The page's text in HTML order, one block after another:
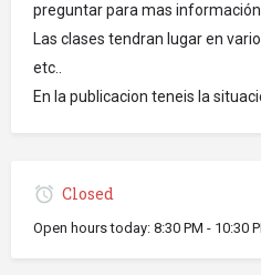
preguntar para mas información
Las clases tendran lugar en
etc..
En la publicacion teneis la
Closed
Open hours today: 8:30 PM - 10:30